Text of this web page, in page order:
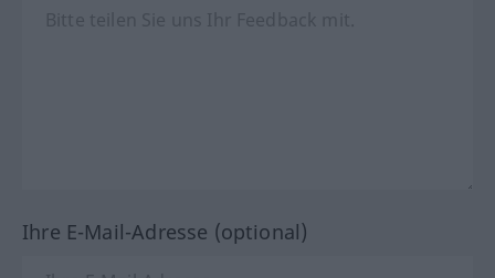
Ihre E-Mail-Adresse (optional)